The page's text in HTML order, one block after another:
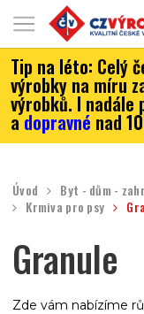
Tip na léto: Celý
výrobky na míru
výrobků. I nadále
adopravné nad
Úvod Byt - dům -
Krmiva pro psy
Granule
Zde vám nabízíme